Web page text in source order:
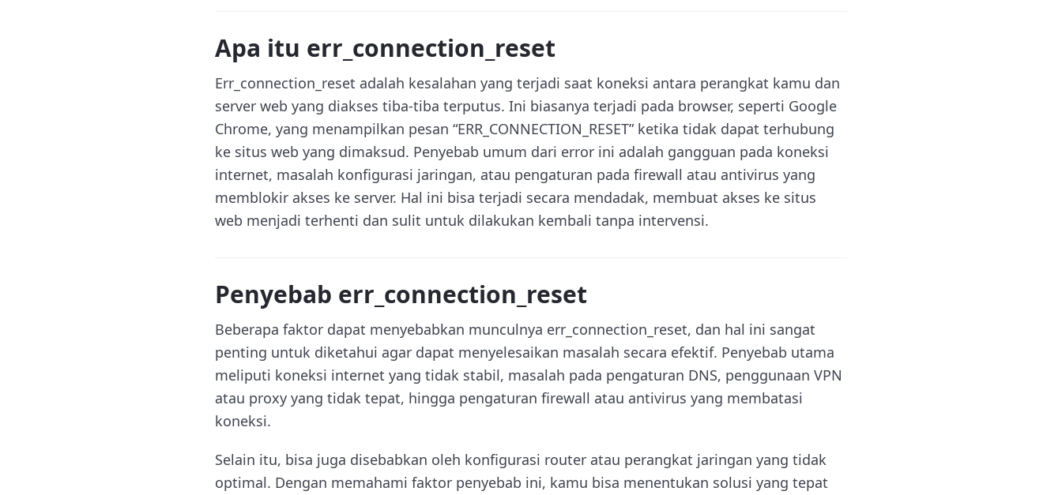
Apa itu err_connection_reset
Err_connection_reset adalah kesalahan yang terjadi saat koneksi antara perangkat kamu dan
server web yang diakses tiba-tiba terputus. Ini biasanya terjadi pada browser, seperti Google
Chrome, yang menampilkan pesan “ERR_CONNECTION_RESET” ketika tidak dapat terhubung
ke situs web yang dimaksud. Penyebab umum dari error ini adalah gangguan pada koneksi
internet, masalah konfigurasi jaringan, atau pengaturan pada firewall atau antivirus yang
memblokir akses ke server. Hal ini bisa terjadi secara mendadak, membuat akses ke situs
web menjadi terhenti dan sulit untuk dilakukan kembali tanpa intervensi.
Penyebab err_connection_reset
Beberapa faktor dapat menyebabkan munculnya err_connection_reset, dan hal ini sangat
penting untuk diketahui agar dapat menyelesaikan masalah secara efektif. Penyebab utama
meliputi koneksi internet yang tidak stabil, masalah pada pengaturan DNS, penggunaan VPN
atau proxy yang tidak tepat, hingga pengaturan firewall atau antivirus yang membatasi
koneksi.
Selain itu, bisa juga disebabkan oleh konfigurasi router atau perangkat jaringan yang tidak
optimal. Dengan memahami faktor penyebab ini, kamu bisa menentukan solusi yang tepat